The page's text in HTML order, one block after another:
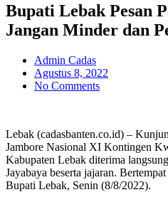
Bupati Lebak Pesan
Jangan Minder dan
Admin Cadas
Agustus 8, 2022
No Comments
Lebak (cadasbanten.co.id) –
Jambore Nasional XI Kontingen
Kabupaten Lebak diterima
Jayabaya beserta jajaran.
Bupati Lebak, Senin (8/8/2022).